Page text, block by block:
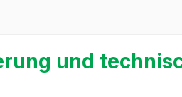
und